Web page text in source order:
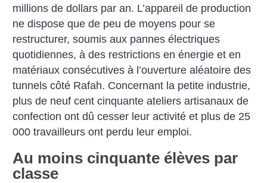
millions de dollars par an. L’appareil de production
ne dispose que de peu de moyens pour se
restructurer, soumis aux pannes électriques
quotidiennes, à des restrictions en énergie et en
matériaux consécutives à l’ouverture aléatoire des
tunnels côté Rafah. Concernant la petite industrie,
plus de neuf cent cinquante ateliers artisanaux de
confection ont dû cesser leur activité et plus de 25
000 travailleurs ont perdu leur emploi.
Au moins cinquante élèves par
classe